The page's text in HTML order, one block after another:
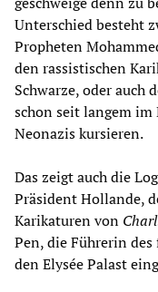
Unterschied besteht
Propheten
den rassistischen
Schwarze, oder auch
schon seit langem im
Neonazis kursieren.
Das zeigt auch die
Präsident Hollande,
Karikaturen von
Pen, die Führerin
den Elysée Palast